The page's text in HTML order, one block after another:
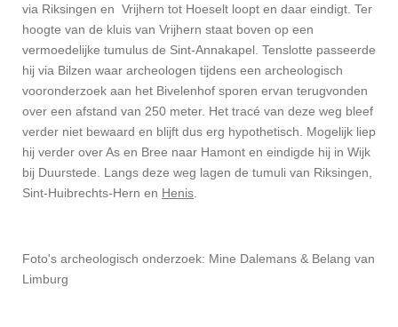
via Riksingen en Vrijhern tot Hoeselt loopt en daar eindigt. Ter
hoogte van de kluis van Vrijhern staat boven op een
vermoedelijke tumulus de Sint-Annakapel. Tenslotte passeerde
hij via Bilzen waar archeologen tijdens een archeologisch
vooronderzoek aan het Bivelenhof sporen ervan terugvonden
over een afstand van 250 meter. Het tracé van deze weg bleef
verder niet bewaard en blijft dus erg hypothetisch. Mogelijk liep
hij verder over As en Bree naar Hamont en eindigde hij in Wijk
bij Duurstede. Langs deze weg lagen de tumuli van Riksingen,
Sint-Huibrechts-Hern en Henis
Foto's archeologisch onderzoek: Mine Dalemans & Belang van
Limburg